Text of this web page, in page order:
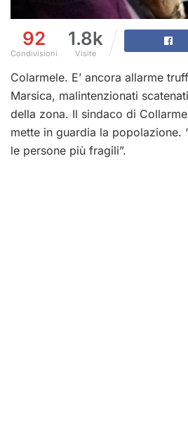
92
Condivisioni
1.8k
Visite
Colarmele. E’ ancora allarme
Marsica, malintenzionati
della zona. Il sindaco di
mette in guardia la popolazione.
le persone più fragili”.